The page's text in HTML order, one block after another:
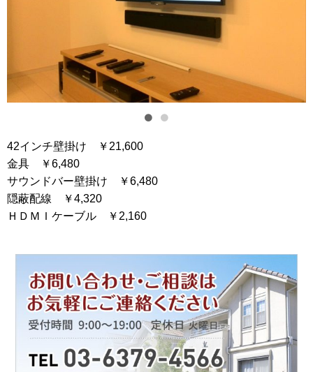
42インチ壁掛け ￥21,600
金具 ￥6,480
サウンドバー壁掛け ￥6,480
隠蔽配線 ￥4,320
ＨＤＭＩケーブル ￥2,160